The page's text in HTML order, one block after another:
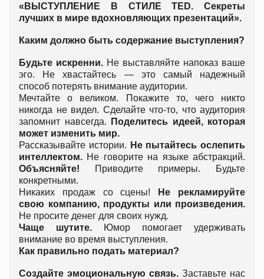
«ВЫСТУПЛЕНИЕ В СТИЛЕ TED. Секреты
лучших в мире вдохновляющих презентаций».
Каким должно быть содержание выступления?
Будьте искренни. Не выставляйте напоказ ваше
эго. Не хвастайтесь — это самый надежный
способ потерять внимание аудитории.
Мечтайте о великом. Покажите то, чего никто
никогда не видел. Сделайте что-то, что аудитория
запомнит навсегда.
Поделитесь идеей, которая
может изменить мир.
Рассказывайте истории. Не пытайтесь ослепить
интеллектом. Не говорите на языке абстракций.
Объясняйте!
Приводите примеры. Будьте
конкретными.
Никаких продаж со сцены!
Не рекламируйте
свою компанию, продукты или произведения.
Не просите денег для своих нужд.
Чаще шутите. Юмор помогает удерживать
внимание во время выступления.
Как правильно подать материал?
Создайте эмоциональную связь. Заставьте нас